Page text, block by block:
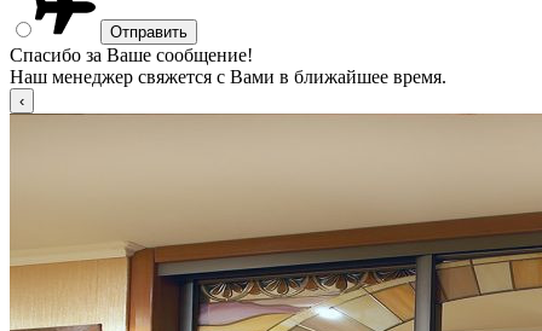
Спасибо за Ваше сообщение!
Наш менеджер свяжется с Вами в ближайшее время.